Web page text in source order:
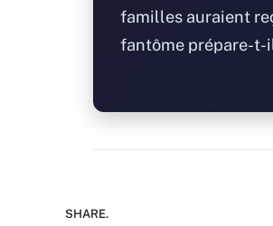
familles auraient
fantôme prépare-t-
SHARE.